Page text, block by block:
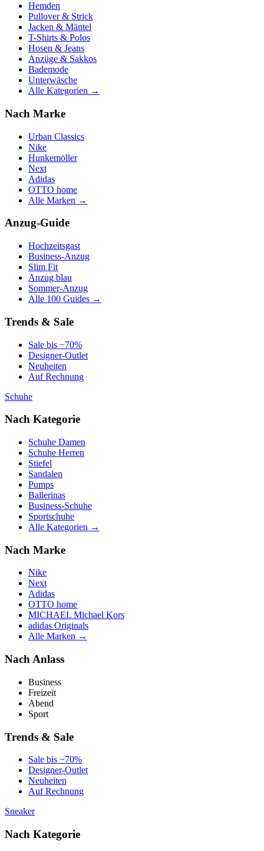
Hemden
Pullover & Strick
Jacken & Mäntel
T-Shirts & Polos
Hosen & Jeans
Anzüge & Sakkos
Bademode
Unterwäsche
Alle Kategorien →
Nach Marke
Urban Classics
Nike
Hunkemöller
Next
Adidas
OTTO home
Alle Marken →
Anzug-Guide
Hochzeitsgast
Business-Anzug
Slim Fit
Anzug blau
Sommer-Anzug
Alle 100 Guides →
Trends & Sale
Sale bis −70%
Designer-Outlet
Neuheiten
Auf Rechnung
Schuhe
Nach Kategorie
Schuhe Damen
Schuhe Herren
Stiefel
Sandalen
Pumps
Ballerinas
Business-Schuhe
Sportschuhe
Alle Kategorien →
Nach Marke
Nike
Next
Adidas
OTTO home
MICHAEL Michael Kors
adidas Originals
Alle Marken →
Nach Anlass
Business
Freizeit
Abend
Sport
Trends & Sale
Sale bis −70%
Designer-Outlet
Neuheiten
Auf Rechnung
Sneaker
Nach Kategorie